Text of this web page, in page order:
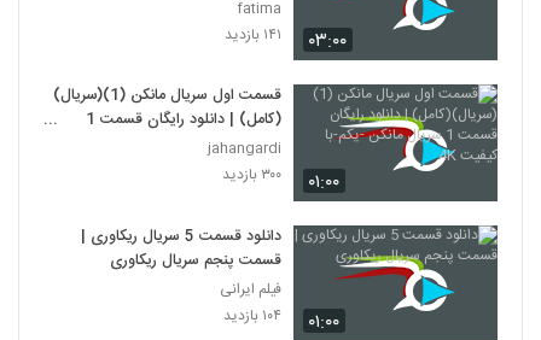
۰۳:۰۰
fatima
۱۴۱ بازدید
۰۱:۰۰
قسمت اول سریال مانکن (1)(سریال)
(کامل) | دانلود رایگان قسمت 1
سریال مانکن -یکم-با کیفیت 4K
jahangardi
۳۰۰ بازدید
۰۱:۰۰
دانلود قسمت 5 سریال ریکاوری |
قسمت پنجم سریال ریکاوری
فیلم ایرانی
۱۰۴ بازدید